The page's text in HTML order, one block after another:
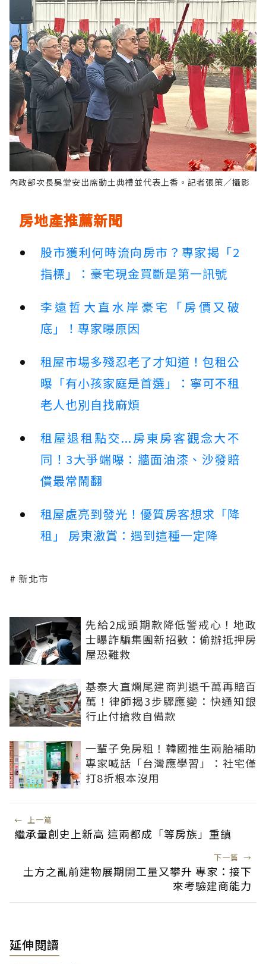
內政部次長吳堂安出席動土典禮並代表上香。記者張策／攝影
房地產推薦新聞
股市獲利何時流向房市？專家揭「2
指標」：豪宅現金買斷是第一訊號
李遠哲大直水岸豪宅「房價又破
底」！專家曝原因
租屋市場多殘忍老了才知道！包租公
曝「有小孩家庭是首選」：寧可不租
老人也別自找麻煩
租屋退租點交...房東房客觀念大不
同！3大爭端曝：牆面油漆、沙發賠
償最常鬧翻
租屋處亮到發光！優質房客想求「降
租」 房東激賞：遇到這種一定降
新北市
先給2成頭期款降低警戒心！地政
士曝詐騙集團新招數：偷辦抵押房
屋恐難救
基泰大直爛尾建商判退千萬再賠百
萬！律師揭3步驟應變：快通知銀
行止付搶救自備款
一輩子免房租！韓國推生兩胎補助
專家喊話「台灣應學習」：社宅僅
打8折根本沒用
← 上一篇
繼承量創史上新高 這兩都成「等房族」重鎮
下一篇 →
土方之亂前建物展期開工量又攀升 專家：接下
來考驗建商能力
延伸閱讀